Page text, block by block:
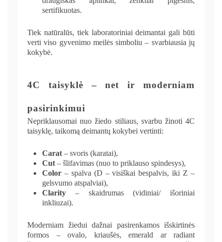
sertifikuotas.
Tiek natūralūs, tiek laboratoriniai deimantai gali būti
verti viso gyvenimo meilės simboliu – svarbiausia jų
kokybė.
4C taisyklė – net ir moderniam
pasirinkimui
Nepriklausomai nuo žiedo stiliaus, svarbu žinoti 4C
taisyklę, taikomą deimantų kokybei vertinti:
Carat – svoris (karatai),
Cut – šlifavimas (nuo to priklauso spindesys),
Color – spalva (D – visiškai bespalvis, iki Z –
gelsvumo atspalviai),
Clarity – skaidrumas (vidiniai/ išoriniai
inkliuzai).
Moderniam žiedui dažnai pasirenkamos išskirtinės
formos – ovalo, kriaušės, emerald ar radiant